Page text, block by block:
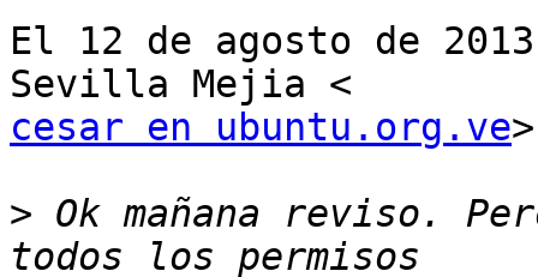
El 12 de agosto de
cesar en ubuntu.org.ve
> Ok mañana reviso.